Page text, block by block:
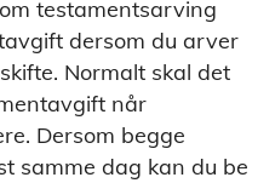
testamentsarving
dersom du arver
Normalt skal det
når
Dersom begge
samme dag kan du be